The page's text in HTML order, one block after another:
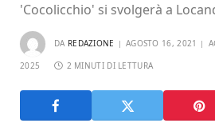
'Cocolicchio' si svolgerà a
DA REDAZIONE AGOSTO 16, 2021
2025 2 MINUTI DI LETTURA